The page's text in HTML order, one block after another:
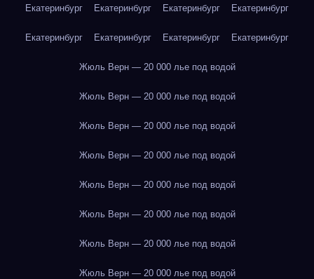
Екатеринбург Екатеринбург Екатеринбург Екатеринбург
Екатеринбург Екатеринбург Екатеринбург Екатеринбург
Жюль Верн — 20 000 лье под водой
Жюль Верн — 20 000 лье под водой
Жюль Верн — 20 000 лье под водой
Жюль Верн — 20 000 лье под водой
Жюль Верн — 20 000 лье под водой
Жюль Верн — 20 000 лье под водой
Жюль Верн — 20 000 лье под водой
Жюль Верн — 20 000 лье под водой